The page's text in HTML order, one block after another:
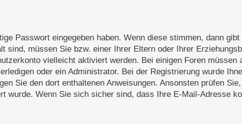
Passwort eingegeben haben. Wenn diese stimmen, dann
müssen Sie bzw. einer Ihrer Eltern oder Ihrer
vielleicht aktiviert werden. Bei einigen Foren müssen
oder ein Administrator. Bei der Registrierung wurde
Sie den dort enthaltenen Anweisungen. Ansonsten prüfen
wurde. Wenn Sie sich sicher sind, dass Ihre E-Mail-Adresse